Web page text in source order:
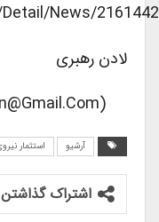
detail/News/
لادن رهبری
آرشیو استثمار نیروی
اشتراک گذاشتن